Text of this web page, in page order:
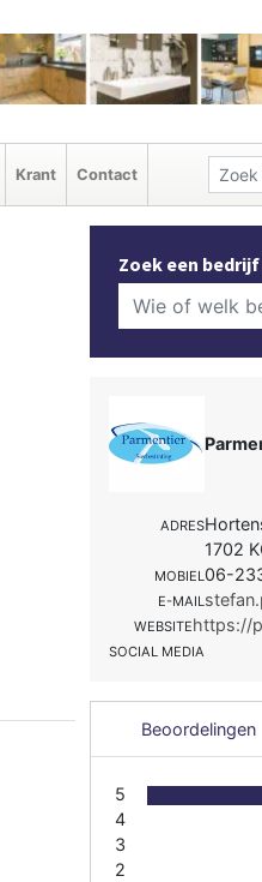
Krant Contact
Zoek een
ADRES
1702
MOBIEL06-
E-MAIL
WEBSITE
SOCIAL MEDIA
Beoordelingen
5
4
3
2